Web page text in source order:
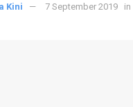
Kini 7 September 2019 in